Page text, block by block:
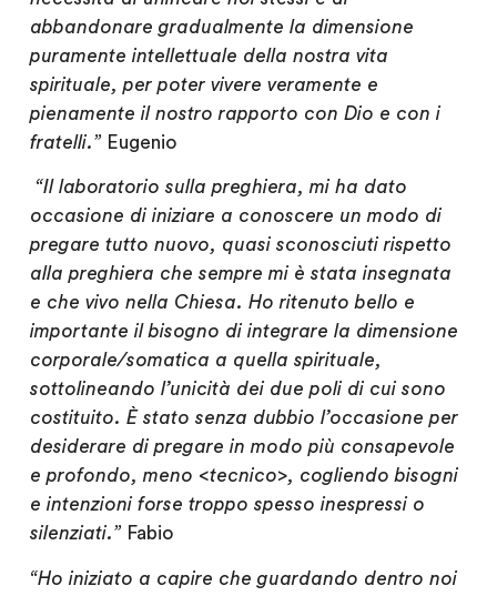
abbandonare gradualmente la dimensione
puramente intellettuale della nostra vita
spirituale, per poter vivere veramente e
pienamente il nostro rapporto con Dio e con i
fratelli.” Eugenio
“Il laboratorio sulla preghiera, mi ha dato
occasione di iniziare a conoscere un modo di
pregare tutto nuovo, quasi sconosciuti rispetto
alla preghiera che sempre mi è stata insegnata
e che vivo nella Chiesa. Ho ritenuto bello e
importante il bisogno di integrare la dimensione
corporale/somatica a quella spirituale,
sottolineando l’unicità dei due poli di cui sono
costituito. È stato senza dubbio l’occasione per
desiderare di pregare in modo più consapevole
e profondo, meno <tecnico>, cogliendo bisogni
e intenzioni forse troppo spesso inespressi o
silenziati.” Fabio
“Ho iniziato a capire che guardando dentro noi